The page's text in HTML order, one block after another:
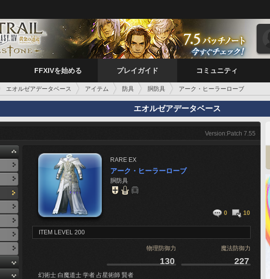
FFXIVを始める プレイガイド コミュニティ
エオルゼアデータベース アイテム 防具 胴防具 アーク・ヒーラーローブ
エオルゼアデータベース
Version:Patch 7.55
RARE EX
アーク・ヒーラーローブ
胴防具
0 10
ITEM LEVEL 200
物理防御力 魔法防御力
130 227
幻術士 白魔道士 学者 占星術師 賢者